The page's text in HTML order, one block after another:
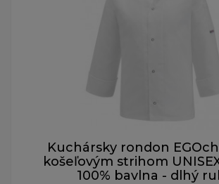
Kuchársky rondon
košeľovým strihom
100% bavlna - dlhý